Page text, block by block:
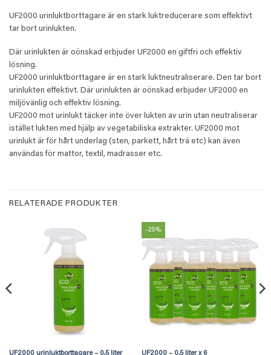
UF2000 urinluktborttagare är en stark luktreducerare som effektivt
tar bort urinlukten.
Där urinlukten är oönskad erbjuder UF2000 en giftfri och effektiv
lösning.
UF2000 urinluktborttagare är en stark luktneutraliserare. Den tar bort
urinlukten effektivt. Där urinlukten är oönskad erbjuder UF2000 en
miljövänlig och effektiv lösning.
UF2000 mot urinlukt täcker inte över lukten av urin utan neutraliserar
istället lukten med hjälp av vegetabiliska extrakter. UF2000 mot
urinlukt är för hårt underlag (sten, parkett, hårt trä etc) kan även
användas för mattor, textil, madrasser etc.
RELATERADE PRODUKTER
UF2000 urinluktborttagare – 0,5 liter
-25%
UF2000 – 0,5 liter x 6